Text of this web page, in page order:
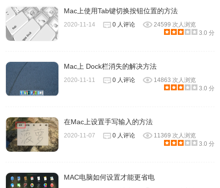
以安全模式运行：如果您允许该插件以安全模式运行，
Safari 会允许该网站使用该插件，并运行 Mac 内置的恶意软
件安全检查。如果以不安全模式运行，Safari 会允许该网站
风险，因此除非您信任该网站，并且没有其他方式来查看内
容，否则请勿停用安全模式。
Mac上使用Tab键切换按钮位置的方法
2020-11-14 0 人评论
24599 次人浏览
3.0 分
Mac上 Dock栏消失的解决方法
2020-11-11 0 人评论
14863 次人浏览
3.0 分
在Mac上设置手写输入的方法
2020-11-07 0 人评论
11369 次人浏览
3.0 分
MAC电脑如何设置才能更省电